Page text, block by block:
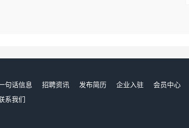
句话信息 招聘资讯 发布简历 企业入驻 会员中心
系我们